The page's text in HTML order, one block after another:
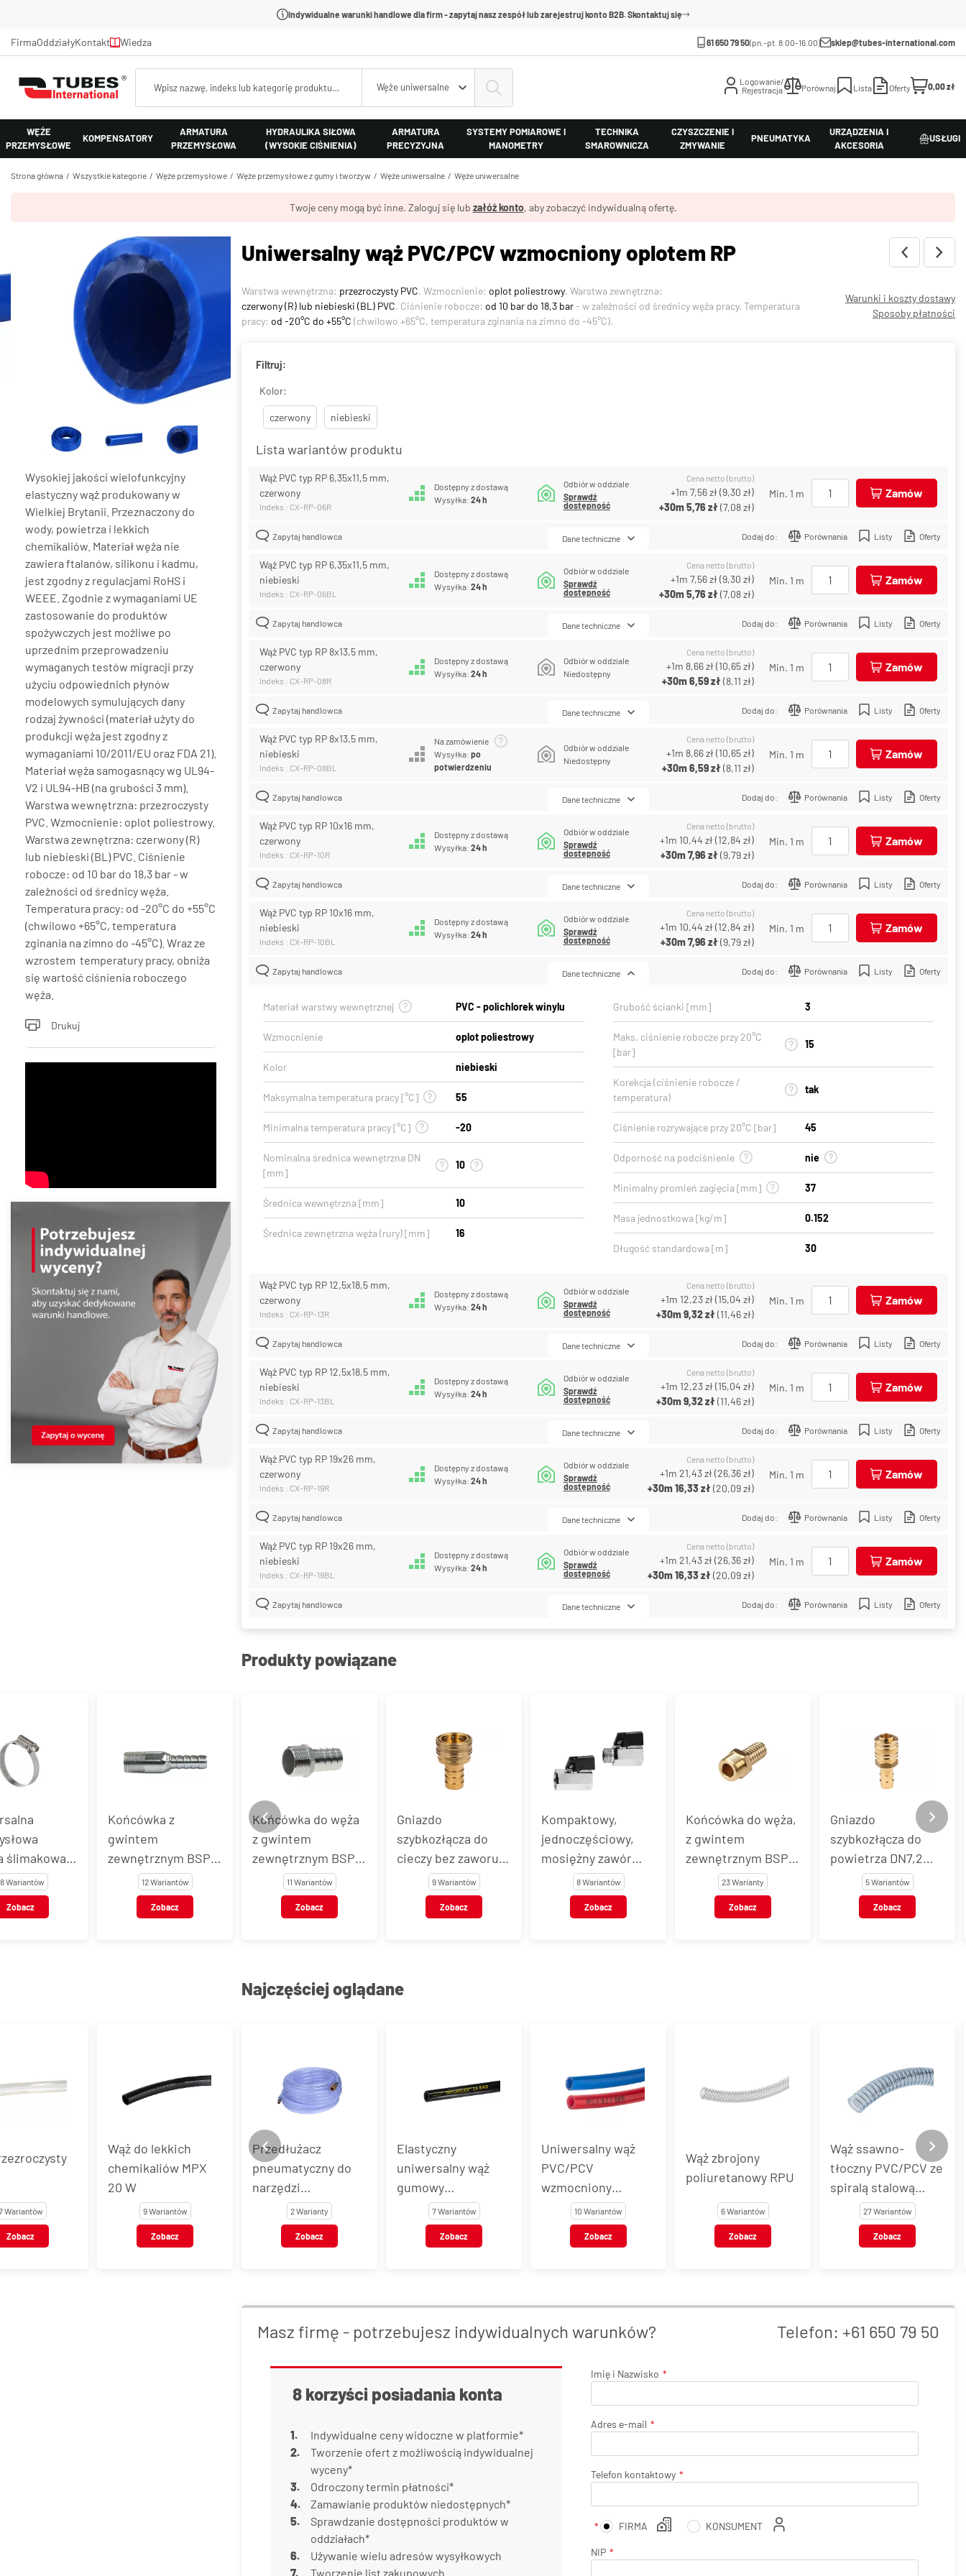
Indywidualne warunki handlowe dla firm - zapytaj nasz zespół lub zarejestruj konto B2B. Skontaktuj się
FirmaOddziałyKontakt Wiedza 61 650 79 50(pn.-pt. 8.00-16.00) sklep@tubes-international.com
Węże uniwersalne
Logowanie/
Rejestracja
Porównaj Lista Oferty 0,00 zł
WĘŻE
PRZEMYSŁOWE
KOMPENSATORY
ARMATURA
PRZEMYSŁOWA
HYDRAULIKA SIŁOWA
(WYSOKIE CIŚNIENIA)
ARMATURA
PRECYZYJNA
SYSTEMY POMIAROWE I
MANOMETRY
TECHNIKA
SMAROWNICZA
CZYSZCZENIE I
ZMYWANIE
PNEUMATYKA
URZĄDZENIA I
AKCESORIA
USŁUGI
Strona główna Wszystkie kategorie Węże przemysłowe Węże przemysłowe z gumy i tworzyw Węże uniwersalne Węże uniwersalne
Twoje ceny mogą być inne. Zaloguj się lub załóż konto, aby zobaczyć indywidualną ofertę.
Wysokiej jakości wielofunkcyjny
elastyczny wąż produkowany w
Wielkiej Brytanii. Przeznaczony do
wody, powietrza i lekkich
chemikaliów. Materiał węża nie
zawiera ftalanów, silikonu i kadmu,
jest zgodny z regulacjami RoHS i
WEEE. Zgodnie z wymaganiami UE
zastosowanie do produktów
spożywczych jest możliwe po
uprzednim przeprowadzeniu
wymaganych testów migracji przy
użyciu odpowiednich płynów
modelowych symulujących dany
rodzaj żywności (materiał użyty do
produkcji węża jest zgodny z
wymaganiami 10/2011/EU oraz FDA 21).
Materiał węża samogasnący wg UL94-
V2 i UL94-HB (na grubości 3 mm).
Warstwa wewnętrzna: przezroczysty
PVC. Wzmocnienie: oplot poliestrowy.
Warstwa zewnętrzna: czerwony (R)
lub niebieski (BL) PVC. Ciśnienie
robocze: od 10 bar do 18,3 bar - w
zależności od średnicy węża.
Temperatura pracy: od -20°C do +55°C
(chwilowo +65°C, temperatura
zginania na zimno do -45°C). Wraz ze
wzrostem temperatury pracy, obniża
się wartość ciśnienia roboczego
węża.
Drukuj
Uniwersalny wąż PVC/PCV wzmocniony oplotem RP
Warstwa wewnętrzna: przezroczysty PVC. Wzmocnienie: oplot poliestrowy. Warstwa zewnętrzna:
czerwony (R) lub niebieski (BL) PVC. Ciśnienie robocze: od 10 bar do 18,3 bar- w zależności od średnicy węża pracy. Temperatura
pracy: od -20°C do +55°C (chwilowo +65°C, temperatura zginania na zimno do -45°C).
Warunki i koszty dostawy
Sposoby płatności
Filtruj:
Kolor:
czerwony niebieski
Lista wariantów produktu
Wąż PVC typ RP 6,35x11,5 mm,
czerwony
Indeks : CX-RP-06R
Dostępny z dostawą
Wysyłka:24 h
Odbiór w oddziale
Sprawdź
dostępność
Cena netto (brutto)
+1m 7,56 zł(9,30 zł)
+30m5,76 zł(7,08 zł)
Min. 1 m Zamów
Zapytaj handlowca Dodaj do: Porównania Listy Oferty
Dane techniczne
Wąż PVC typ RP 6,35x11,5 mm,
niebieski
Indeks : CX-RP-06BL
Dostępny z dostawą
Wysyłka:24 h
Odbiór w oddziale
Sprawdź
dostępność
Cena netto (brutto)
+1m 7,56 zł(9,30 zł)
+30m5,76 zł(7,08 zł)
Min. 1 m Zamów
Zapytaj handlowca Dodaj do: Porównania Listy Oferty
Dane techniczne
Wąż PVC typ RP 8x13,5 mm,
czerwony
Indeks : CX-RP-08R
Dostępny z dostawą
Wysyłka:24 h
Odbiór w oddziale
Niedostępny
Cena netto (brutto)
+1m 8,66 zł(10,65 zł)
+30m6,59 zł(8,11 zł)
Min. 1 m Zamów
Zapytaj handlowca Dodaj do: Porównania Listy Oferty
Dane techniczne
Wąż PVC typ RP 8x13,5 mm,
niebieski
Indeks : CX-RP-08BL
Na zamówienie
Wysyłka:po
potwierdzeniu
Odbiór w oddziale
Niedostępny
Cena netto (brutto)
+1m 8,66 zł(10,65 zł)
+30m6,59 zł(8,11 zł)
Min. 1 m Zamów
Zapytaj handlowca Dodaj do: Porównania Listy Oferty
Dane techniczne
Wąż PVC typ RP 10x16 mm,
czerwony
Indeks : CX-RP-10R
Dostępny z dostawą
Wysyłka:24 h
Odbiór w oddziale
Sprawdź
dostępność
Cena netto (brutto)
+1m 10,44 zł(12,84 zł)
+30m7,96 zł(9,79 zł)
Min. 1 m Zamów
Zapytaj handlowca Dodaj do: Porównania Listy Oferty
Dane techniczne
Wąż PVC typ RP 10x16 mm,
niebieski
Indeks : CX-RP-10BL
Dostępny z dostawą
Wysyłka:24 h
Odbiór w oddziale
Sprawdź
dostępność
Cena netto (brutto)
+1m 10,44 zł(12,84 zł)
+30m7,96 zł(9,79 zł)
Min. 1 m Zamów
Zapytaj handlowca Dodaj do: Porównania Listy Oferty
Dane techniczne
Materiał warstwy wewnętrznej PVC - polichlorek winylu
Wzmocnienie oplot poliestrowy
Kolor niebieski
Maksymalna temperatura pracy [°C] 55
Minimalna temperatura pracy [°C] -20
Nominalna średnica wewnętrzna DN
[mm]
10
Średnica wewnętrzna [mm] 10
Średnica zewnętrzna węża (rury) [mm] 16
Grubość ścianki [mm] 3
Maks. ciśnienie robocze przy 20°C
[bar]
15
Korekcja (ciśnienie robocze /
temperatura)
tak
Ciśnienie rozrywające przy 20°C [bar] 45
Odporność na podciśnienie nie
Minimalny promień zagięcia [mm] 37
Masa jednostkowa [kg/m] 0.152
Długość standardowa [m] 30
Wąż PVC typ RP 12,5x18,5 mm,
czerwony
Indeks : CX-RP-13R
Dostępny z dostawą
Wysyłka:24 h
Odbiór w oddziale
Sprawdź
dostępność
Cena netto (brutto)
+1m 12,23 zł(15,04 zł)
+30m9,32 zł(11,46 zł)
Min. 1 m Zamów
Zapytaj handlowca Dodaj do: Porównania Listy Oferty
Dane techniczne
Wąż PVC typ RP 12,5x18,5 mm,
niebieski
Indeks : CX-RP-13BL
Dostępny z dostawą
Wysyłka:24 h
Odbiór w oddziale
Sprawdź
dostępność
Cena netto (brutto)
+1m 12,23 zł(15,04 zł)
+30m9,32 zł(11,46 zł)
Min. 1 m Zamów
Zapytaj handlowca Dodaj do: Porównania Listy Oferty
Dane techniczne
Wąż PVC typ RP 19x26 mm,
czerwony
Indeks : CX-RP-19R
Dostępny z dostawą
Wysyłka:24 h
Odbiór w oddziale
Sprawdź
dostępność
Cena netto (brutto)
+1m 21,43 zł(26,36 zł)
+30m16,33 zł(20,09 zł)
Min. 1 m Zamów
Zapytaj handlowca Dodaj do: Porównania Listy Oferty
Dane techniczne
Wąż PVC typ RP 19x26 mm,
niebieski
Indeks : CX-RP-19BL
Dostępny z dostawą
Wysyłka:24 h
Odbiór w oddziale
Sprawdź
dostępność
Cena netto (brutto)
+1m 21,43 zł(26,36 zł)
+30m16,33 zł(20,09 zł)
Min. 1 m Zamów
Zapytaj handlowca Dodaj do: Porównania Listy Oferty
Dane techniczne
Produkty powiązane
ślimakowa
9 mm, stal
Wariantów
Zobacz
Końcówka z
gwintem
zewnętrznym BSPT,
stal węglowa, typ
12 Wariantów
Zobacz
Końcówka do węża
z gwintem
zewnętrznym BSPT,
stal nierdzewna, typ
VT123
11 Wariantów
Zobacz
Gniazdo
szybkozłącza do
cieczy bez zaworu, z
końcówką do węża,
mosiądz, TSP
CUPLA
9 Wariantów
Zobacz
Kompaktowy,
jednoczęściowy,
mosiężny zawór
kulowy MINI typ
4010 / 4011
8 Wariantów
Zobacz
Końcówka do węża,
z gwintem
zewnętrznym BSP,
mosiądz, NiTO typ B
23 Warianty
Zobacz
Gniazdo
szybkozłącza do
powietrza DN7,2
Eurostandard z
zaworem, z
końcówką do węża,
5 Wariantów
Zobacz
Najczęściej oglądane
Wariantów
Zobacz
Wąż do lekkich
chemikaliów MPX
20 W
9 Wariantów
Zobacz
Przedłużacz
pneumatyczny do
narzędzi
pneumatycznych
WTZ-P
2 Warianty
Zobacz
Elastyczny
uniwersalny wąż
gumowy
NIPLAFLEX
7 Wariantów
Zobacz
Uniwersalny wąż
PVC/PCV
wzmocniony
oplotem RP
10 Wariantów
Zobacz
Wąż zbrojony
poliuretanowy RPU
6 Wariantów
Zobacz
Wąż ssawno-
tłoczny PVC/PCV ze
spiralą stalową
METALFLEX
27 Wariantów
Zobacz
Masz firmę - potrzebujesz indywidualnych warunków? Telefon: +61 650 79 50
8 korzyści posiadania konta
Indywidualne ceny widoczne w platformie*
Tworzenie ofert z możliwością indywidualnej
wyceny*
Odroczony termin płatności*
Zamawianie produktów niedostępnych*
Sprawdzanie dostępności produktów w
oddziałach*
Używanie wielu adresów wysyłkowych
Tworzenie list zakupowych
Imię i Nazwisko
Adres e-mail
Telefon kontaktowy
FIRMA KONSUMENT
NIP